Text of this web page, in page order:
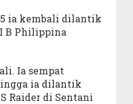
ia kembali dilantik
B Philippina
Ia sempat
ia dilantik
Raider di Sentani